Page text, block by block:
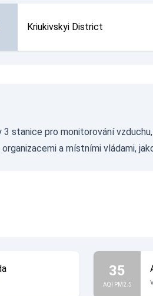
Kriukivskyi District
pro monitorování
a místními vládami,
35
AQI PM2.5